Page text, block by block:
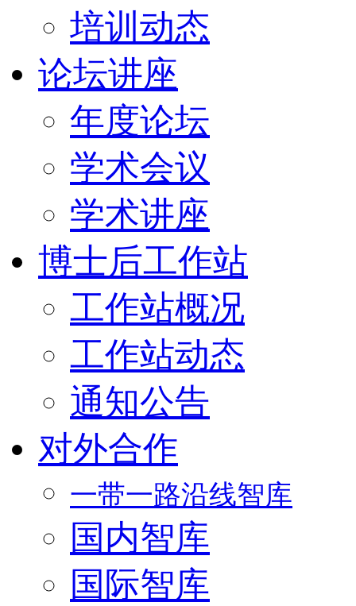
培训动态
论坛讲座
年度论坛
学术会议
学术讲座
博士后工作站
工作站概况
工作站动态
通知公告
对外合作
一带一路沿线智库
国内智库
国际智库